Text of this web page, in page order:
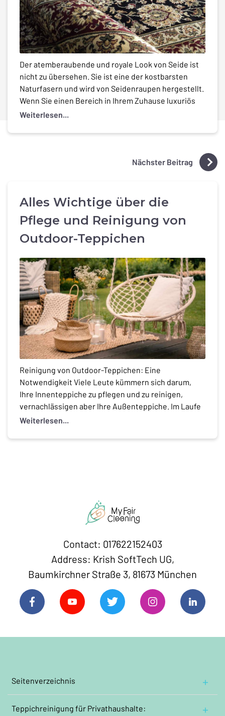
Der atemberaubende und royale Look von Seide ist
nicht zu übersehen. Sie ist eine der kostbarsten
Naturfasern und wird von Seidenraupen hergestellt.
Wenn Sie einen Bereich in Ihrem Zuhause luxuriös
und edel aussehen lassen möchten, können Sie mit
Naturfasern ist auch Seide schwer zu reinigen und
Weiterlesen...
Nächster Beitrag
Alles Wichtige über die
Pflege und Reinigung von
Outdoor-Teppichen
Reinigung von Outdoor-Teppichen: Eine
Notwendigkeit Viele Leute kümmern sich darum,
Ihre Innenteppiche zu pflegen und zu reinigen,
vernachlässigen aber Ihre Außenteppiche. Im Laufe
der Zeit sammeln sich in Außenteppichen Staub,
Schimmel und Mehltau, wodurch ihr Aussehen
Weiterlesen...
Contact: 017622152403
Address: Krish SoftTech UG,
Baumkirchner Straße 3, 81673 München
Seitenverzeichnis
Über uns
Teppichreinigung für Privathaushalte: